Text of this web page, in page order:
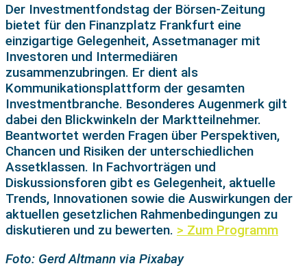
Der Investmentfondstag der Börsen-Zeitung
bietet für den Finanzplatz Frankfurt eine
einzigartige Gelegenheit, Assetmanager mit
Investoren und Intermediären
zusammenzubringen. Er dient als
Kommunikationsplattform der gesamten
Investmentbranche. Besonderes Augenmerk gilt
dabei den Blickwinkeln der Marktteilnehmer.
Beantwortet werden Fragen über Perspektiven,
Chancen und Risiken der unterschiedlichen
Assetklassen. In Fachvorträgen und
Diskussionsforen gibt es Gelegenheit, aktuelle
Trends, Innovationen sowie die Auswirkungen der
aktuellen gesetzlichen Rahmenbedingungen zu
diskutieren und zu bewerten. > Zum Programm
Foto: Gerd Altmann via Pixabay